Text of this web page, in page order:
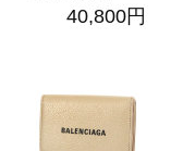
40,800円